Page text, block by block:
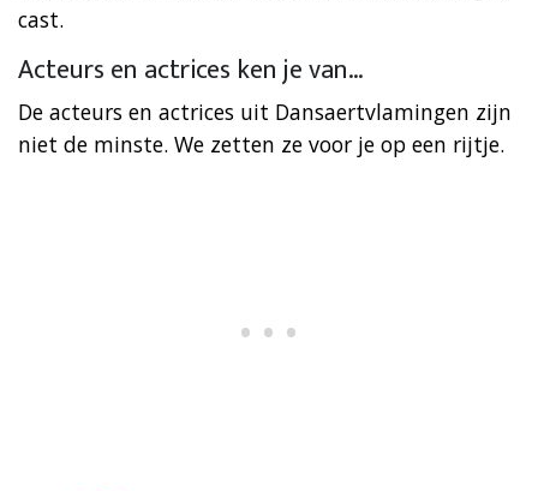
cast.
Acteurs en actrices ken je van…
De acteurs en actrices uit Dansaertvlamingen zijn
niet de minste. We zetten ze voor je op een rijtje.